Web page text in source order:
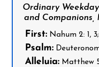
Ordinary
and
First: Nahum 2: 1,
Psalm:
Alleluia: Matthew